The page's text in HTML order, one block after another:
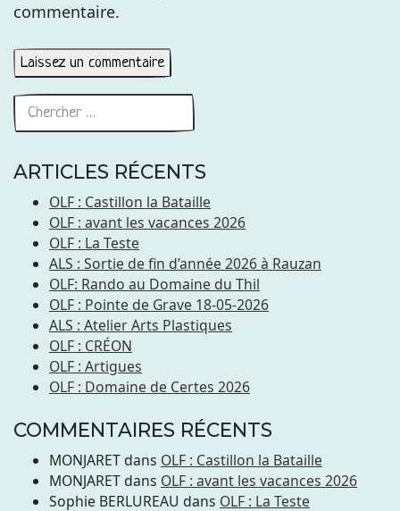
commentaire.
ARTICLES RÉCENTS
OLF : Castillon la Bataille
OLF : avant les vacances 2026
OLF : La Teste
ALS : Sortie de fin d’année 2026 à Rauzan
OLF: Rando au Domaine du Thil
OLF : Pointe de Grave 18-05-2026
ALS : Atelier Arts Plastiques
OLF : CRÉON
OLF : Artigues
OLF : Domaine de Certes 2026
COMMENTAIRES RÉCENTS
MONJARETdans OLF : Castillon la Bataille
MONJARETdans OLF : avant les vacances 2026
Sophie BERLUREAU dans OLF : La Teste